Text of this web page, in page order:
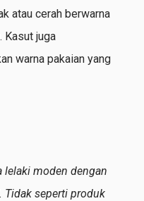
atau cerah berwarna
Kasut juga
warna pakaian yang
lelaki moden dengan
seperti produk